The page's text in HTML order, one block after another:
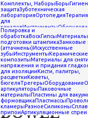
Комплекты, НаборыБоры
защитаЗуботехническая
лабораторияОртопедияТерапия
для
каналовИнструменты
для пациентов
Штифты, би-пины и сверла
зуботехнические
Полировка и
обработкаВоскГипсы
подготовки штампикаЗамковые
(аттачмены)Искусственные
зубыИнструменты
композитыМатериалы для
напряжения и придания
для изоляцииКисти, палитры,
расцветкиКюветы,
бюгеляТрегерыОборудование
артикуляторыПаковочные
материалыПластины для
формовщикаПластмассы
кламерыРазноеСиликоны
припоиАртикуляционные спреи
-
DOWEL-PIN золотистый, № 1
длина 20 мм (100 шт.)
SONG
YOUNG
Штифт
DOWEL-